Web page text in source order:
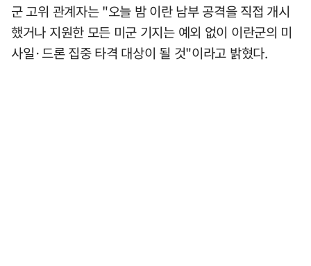
군 고위 관계자는 "오늘 밤 이란 남부 공격을 직접 개시
했거나 지원한 모든 미군 기지는 예외 없이 이란군의 미
사일·드론 집중 타격 대상이 될 것"이라고 밝혔다.